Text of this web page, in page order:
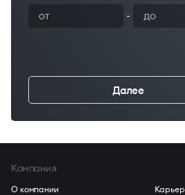
-
Далее
Компания
О компании